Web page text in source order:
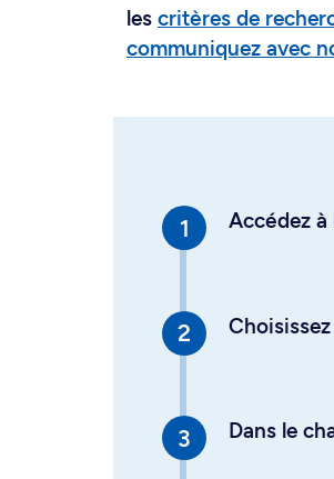
les critères de
communiquez avec
Accédez à
Dans le